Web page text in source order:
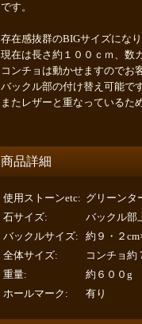
です。
存在感抜群のBIGサイズにな
現在は長さ約１００ｃｍ、数
コンチョは動かせますのでお
バックル部の付け替え可能で
またレザーと重なっているた
商品詳細
使用ストーンetc: グリーンタ
石サイズ:
バックル部
バックルサイズ:
約９・２
全体サイズ:
コンチョ約
重量:
約６００g
ホールマーク : 有り